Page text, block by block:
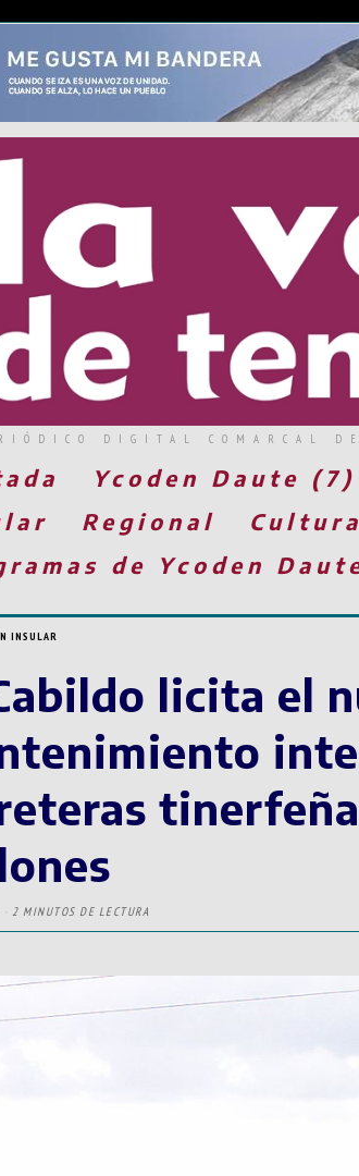
DIGITAL COMARCAL
Ycoden Daute (7)
Regional Cultura
de Ycoden
INSULAR
licita el
2 MINUTOS DE LECTURA